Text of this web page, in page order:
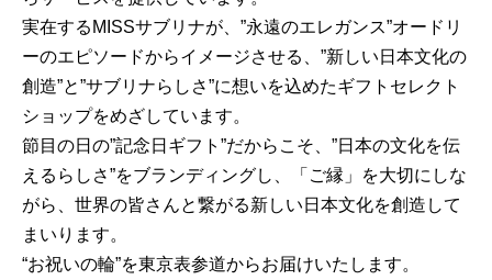
実在するMISSサブリナが、”永遠のエレガンス”オードリ
ーのエピソードからイメージさせる、”新しい日本文化の
創造”と”サブリナらしさ”に想いを込めたギフトセレクト
ショップをめざしています。
節目の日の”記念日ギフト”だからこそ、”日本の文化を伝
えるらしさ”をブランディングし、「ご縁」を大切にしな
がら、世界の皆さんと繋がる新しい日本文化を創造して
まいります。
“お祝いの輪”を東京表参道からお届けいたします。